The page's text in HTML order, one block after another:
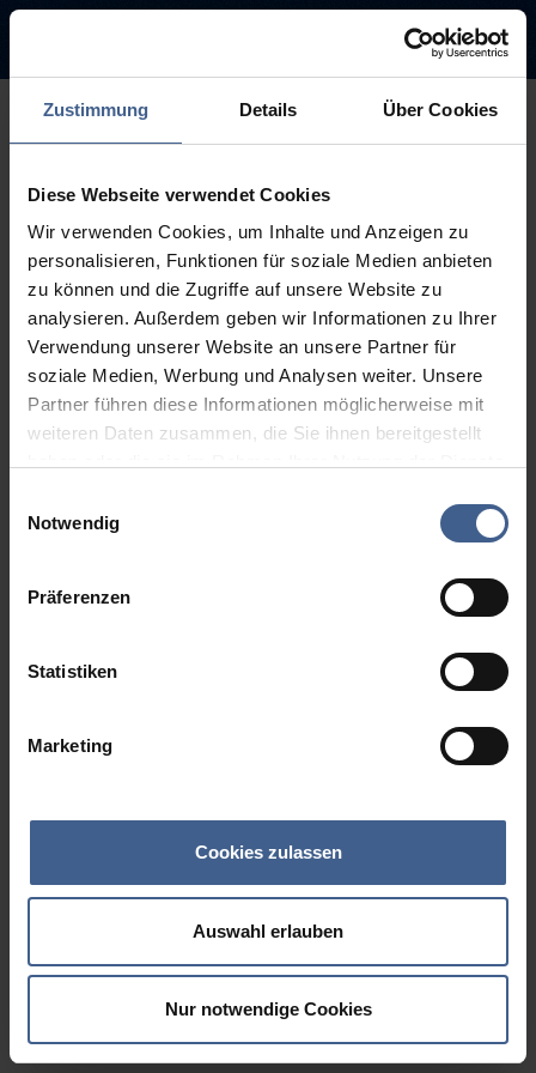
Zustimmung Details Über Cookies
Diese Webseite verwendet Cookies
Wir verwenden Cookies, um Inhalte und Anzeigen zu
personalisieren, Funktionen für soziale Medien anbieten
zu können und die Zugriffe auf unsere Website zu
analysieren. Außerdem geben wir Informationen zu Ihrer
Verwendung unserer Website an unsere Partner für
soziale Medien, Werbung und Analysen weiter. Unsere
Partner führen diese Informationen möglicherweise mit
weiteren Daten zusammen, die Sie ihnen bereitgestellt
Weitere Informationen finden Sie in unseren
Notwendig
Präferenzen
Statistiken
Marketing
Cookies zulassen
Auswahl erlauben
Nur notwendige Cookies
Sorry, this page is not
available.
The link you followed may be broken or the page may have been
removed.
Back to homepage Go to search (Link offen)